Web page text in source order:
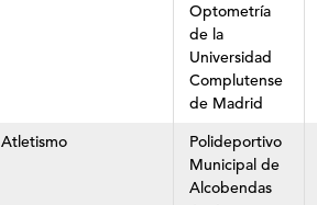
Optometría
de la
Universidad
Complutense
de Madrid
Atletismo
Polideportivo
Municipal de
Alcobendas